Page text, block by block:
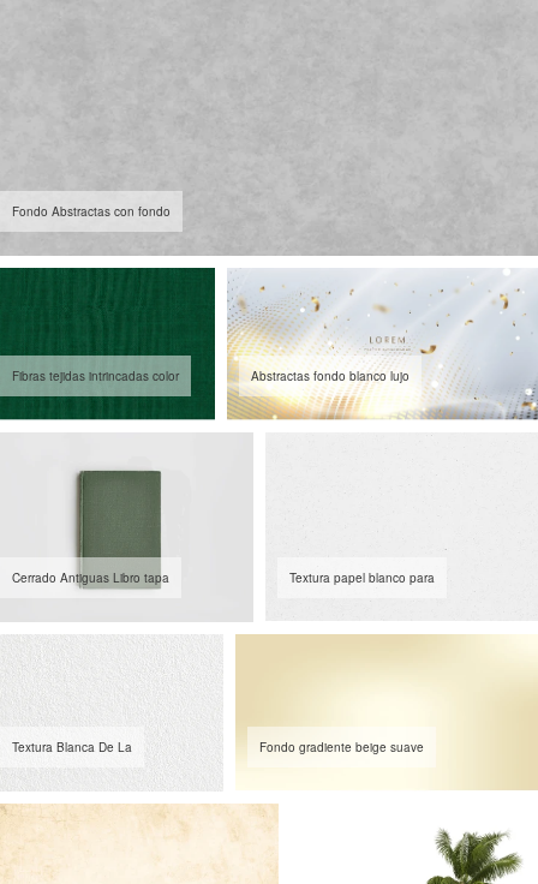
Fondo Abstractas con fondo
Fibras tejidas intrincadas color Abstractas fondo blanco lujo
Cerrado Antiguas Libro tapa Textura papel blanco para
Textura Blanca De La Fondo gradiente beige suave